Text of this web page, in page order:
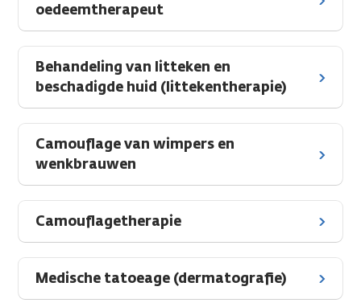
oedeemtherapeut
Behandeling van litteken en
beschadigde huid (littekentherapie)
Camouflage van wimpers en
wenkbrauwen
Camouflagetherapie
Medische tatoeage (dermatografie)